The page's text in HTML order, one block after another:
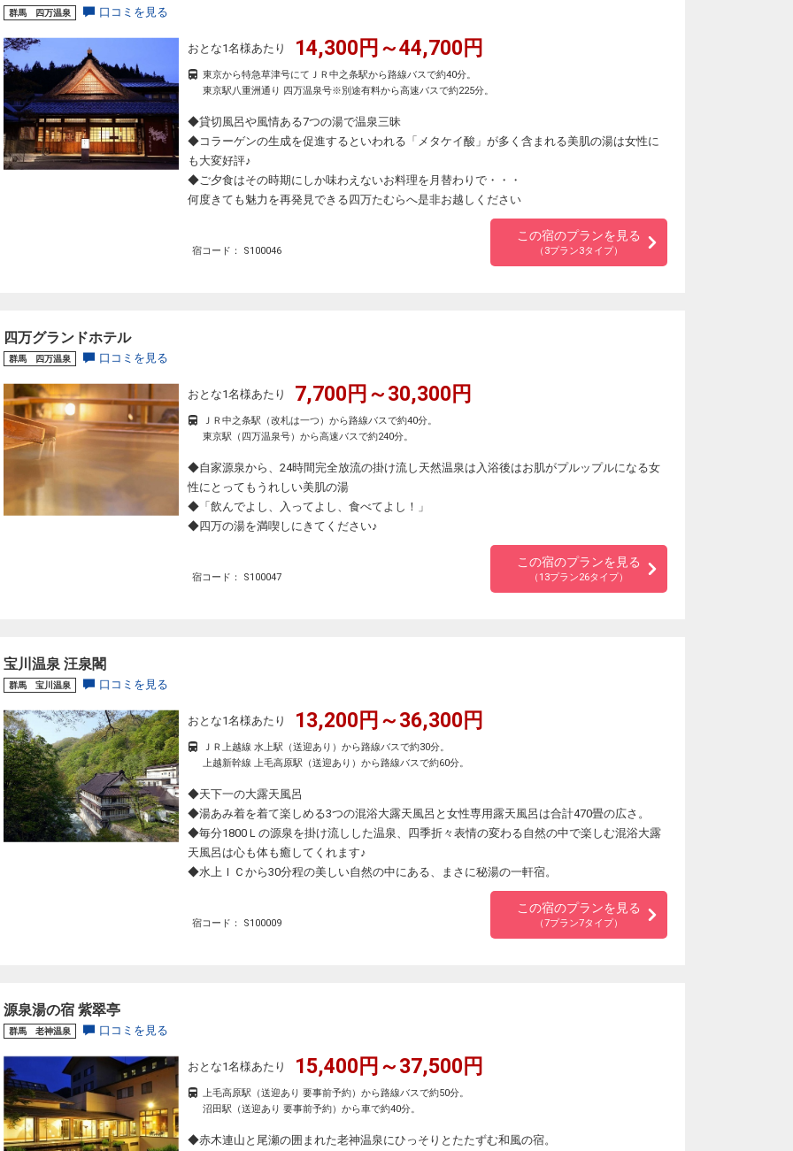
群馬 四万温泉 口コミを見る
おとな1名様あたり 14,300円～44,700円
東京から特急草津号にてＪＲ中之条駅から路線バスで約40分。
東京駅八重洲通り 四万温泉号※別途有料から高速バスで約225分。
◆貸切風呂や風情ある7つの湯で温泉三昧
◆コラーゲンの生成を促進するといわれる「メタケイ酸」が多く含まれる美肌の湯は女性に
も大変好評♪
◆ご夕食はその時期にしか味わえないお料理を月替わりで・・・
何度きても魅力を再発見できる四万たむらへ是非お越しください
宿コード： S100046
この宿のプランを見る
（3プラン3タイプ）
四万グランドホテル
群馬 四万温泉 口コミを見る
おとな1名様あたり 7,700円～30,300円
ＪＲ中之条駅（改札は一つ）から路線バスで約40分。
東京駅（四万温泉号）から高速バスで約240分。
◆自家源泉から、24時間完全放流の掛け流し天然温泉は入浴後はお肌がプルップルになる女
性にとってもうれしい美肌の湯
◆「飲んでよし、入ってよし、食べてよし！」
◆四万の湯を満喫しにきてください♪
宿コード： S100047
この宿のプランを見る
（13プラン26タイプ）
宝川温泉 汪泉閣
群馬 宝川温泉 口コミを見る
おとな1名様あたり 13,200円～36,300円
ＪＲ上越線 水上駅（送迎あり）から路線バスで約30分。
上越新幹線 上毛高原駅（送迎あり）から路線バスで約60分。
◆天下一の大露天風呂
◆湯あみ着を着て楽しめる3つの混浴大露天風呂と女性専用露天風呂は合計470畳の広さ。
◆毎分1800Ｌの源泉を掛け流しした温泉、四季折々表情の変わる自然の中で楽しむ混浴大露
天風呂は心も体も癒してくれます♪
◆水上ＩＣから30分程の美しい自然の中にある、まさに秘湯の一軒宿。
宿コード： S100009
この宿のプランを見る
（7プラン7タイプ）
源泉湯の宿 紫翠亭
群馬 老神温泉 口コミを見る
おとな1名様あたり 15,400円～37,500円
上毛高原駅（送迎あり 要事前予約）から路線バスで約50分。
沼田駅（送迎あり 要事前予約）から車で約40分。
◆赤木連山と尾瀬の囲まれた老神温泉にひっそりとたたずむ和風の宿。